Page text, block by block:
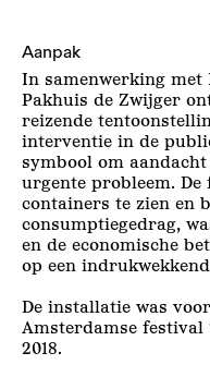
Aanpak
In samenwerking
Pakhuis de Zwijger
reizende
interventie in de
symbool om
urgente probleem. De
containers te zien en
consumptiegedrag,
en de economische
op een
De installatie was
Amsterdamse festival
2018.